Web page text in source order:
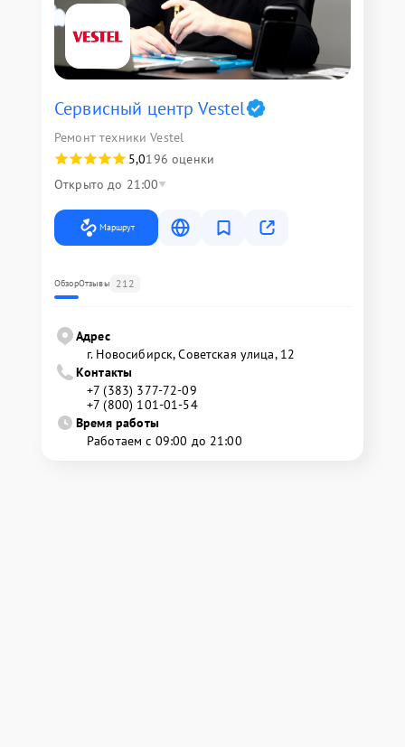
Сервисный центр Vestel
Ремонт техники Vestel
5,0196 оценки
Открыто до 21:00
Маршрут
ОбзорОтзывы 212
Адрес
г. Новосибирск, Советская улица, 12
Контакты
+7 (383) 377-72-09
+7 (800) 101-01-54
Время работы
Работаем с 09:00 до 21:00